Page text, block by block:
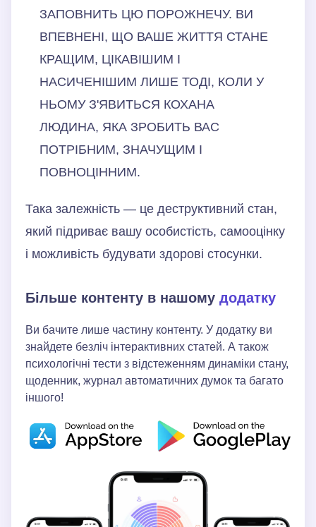
ЗАПОВНИТЬ ЦЮ ПОРОЖНЕЧУ. ВИ
ВПЕВНЕНІ, ЩО ВАШЕ ЖИТТЯ СТАНЕ
КРАЩИМ, ЦІКАВІШИМ І
НАСИЧЕНІШИМ ЛИШЕ ТОДІ, КОЛИ У
НЬОМУ З'ЯВИТЬСЯ КОХАНА
ЛЮДИНА, ЯКА ЗРОБИТЬ ВАС
ПОТРІБНИМ, ЗНАЧУЩИМ І
ПОВНОЦІННИМ.
Така залежність — це деструктивний стан,
який підриває вашу особистість, самооцінку
і можливість будувати здорові стосунки.
Більше контенту в нашому додатку
Ви бачите лише частину контенту. У додатку ви
знайдете безліч інтерактивних статей. А також
психологічні тести з відстеженням динаміки стану,
щоденник, журнал автоматичних думок та багато
іншого!